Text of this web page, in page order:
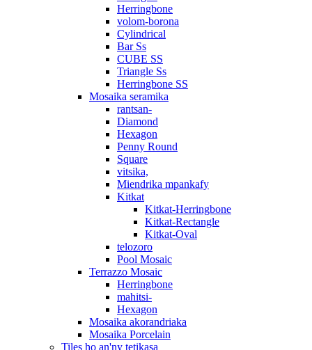
Herringbone
volom-borona
Cylindrical
Bar Ss
CUBE SS
Triangle Ss
Herringbone SS
Mosaika seramika
rantsan-
Diamond
Hexagon
Penny Round
Square
vitsika,
Miendrika mpankafy
Kitkat
Kitkat-Herringbone
Kitkat-Rectangle
Kitkat-Oval
telozoro
Pool Mosaic
Terrazzo Mosaic
Herringbone
mahitsi-
Hexagon
Mosaika akorandriaka
Mosaika Porcelain
Tiles ho an'ny tetikasa